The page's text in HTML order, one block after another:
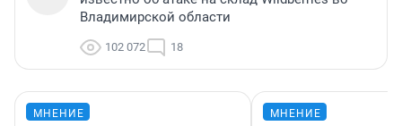
Владимирской области
102 072 18
МНЕНИЕ МНЕНИЕ